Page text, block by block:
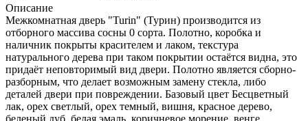
Описание
Межкомнатная дверь "Turin" (Турин) производится из
отборного массива сосны 0 сорта. Полотно, коробка и
наличник покрыты красителем и лаком, текстура
натурального дерева при таком покрытии остаётся видна, это
придаёт неповторимый вид двери. Полотно является сборно-
разборным, что делает возможным замену стекла, либо
деталей двери при повреждении. Базовый цвет Бесцветный
лак, орех светлый, орех темный, вишня, красное дерево,
беленый дуб, белая эмаль, коричневое морение, венге